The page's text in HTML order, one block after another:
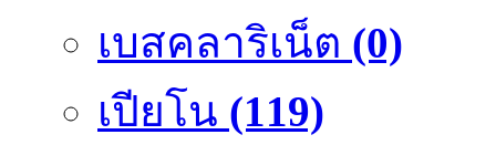
เบสคลาริเน็ต (0)
เปียโน (119)